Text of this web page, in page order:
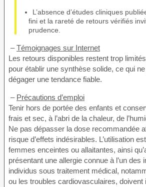
L’absence d’études cliniques
fini et la rareté de retours vérifiés
prudence.
–Témoignages sur Internet
Les retours disponibles restent trop
pour établir une synthèse solide, ce qui
dégager une tendance fiable.
– Précautions d’emploi
Tenir hors de portée des enfants et
frais et sec, à l’abri de la chaleur, de
Ne pas dépasser la dose recommandée
risque d’effets indésirables. L’utilisation
femmes enceintes ou allaitantes, ainsi
présentant une allergie connue à l’un des
individus sous traitement médical,
ou les troubles cardiovasculaires, doivent